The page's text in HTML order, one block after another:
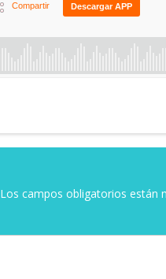
Los campos obligatorios están